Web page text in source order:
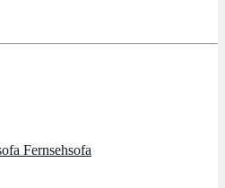
Fernsehsofa